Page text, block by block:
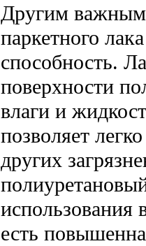
Другим важным
паркетного
способность.
поверхности
влаги и
позволяет
других
использования
есть